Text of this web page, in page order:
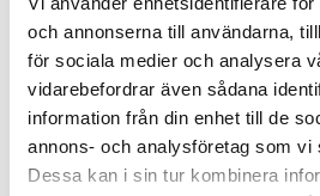
och annonserna till användarna,
för sociala medier och analysera
vidarebefordrar även sådana
information från din enhet till de
annons- och analysföretag som vi
Dessa kan i sin tur kombinera
Hallberg som undrarvar och hur gick
men det här avsnittet var riktigt
#5 Digital
Podden,digital marknadsföringdrivs
och startade vid årsskiftet. Den här